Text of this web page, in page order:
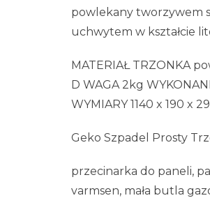
powlekany tworzywem
uchwytem w kształcie
MATERIAŁ TRZONKA
D WAGA 2kg
WYMIARY 1140 x 190 x
Geko Szpadel Prosty
przecinarka do paneli,
varmsen, mała butla